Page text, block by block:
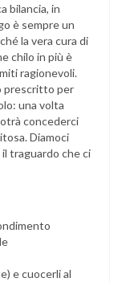
bilancia, in
è sempre un
la vera cura di
chilo in più è
ragionevoli.
prescritto per
una volta
concederci
Diamoci
traguardo che ci
e cuocerli al